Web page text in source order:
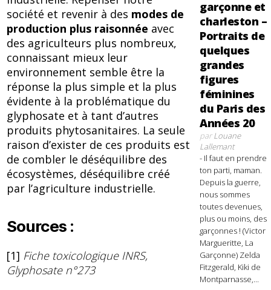
société et revenir à des modes de
production plus raisonnée avec
des agriculteurs plus nombreux,
connaissant mieux leur
environnement semble être la
réponse la plus simple et la plus
évidente à la problématique du
glyphosate et à tant d’autres
produits phytosanitaires. La seule
raison d’exister de ces produits est
de combler le déséquilibre des
écosystèmes, déséquilibre créé
par l’agriculture industrielle.
Sources :
[1] Fiche toxicologique INRS,
Glyphosate n°273
garçonne et
charleston –
Portraits de
quelques
grandes
figures
féminines
du Paris des
Années 20
parLouane
Lallemant
- Il faut en prendre
ton parti, maman.
Depuis la guerre,
nous sommes
toutes devenues,
plus ou moins, des
garçonnes ! (Victor
Margueritte, La
Garçonne) Zelda
Fitzgerald, Kiki de
Montparnasse,...